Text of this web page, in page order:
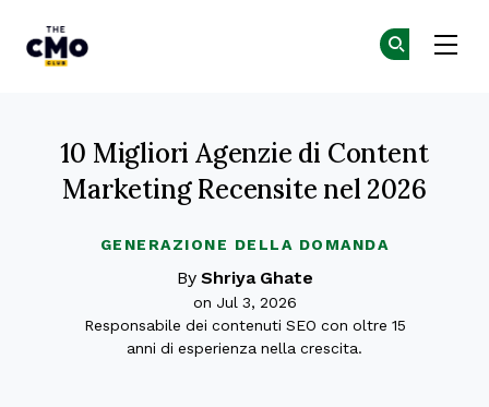
GENERAZIONE DELLA DOMANDA
10 Migliori Agenzie di Content
Marketing Recensite nel 2026
By Shriya Ghate
on Jul 3, 2026
Responsabile dei contenuti SEO con oltre 15
anni di esperienza nella crescita.